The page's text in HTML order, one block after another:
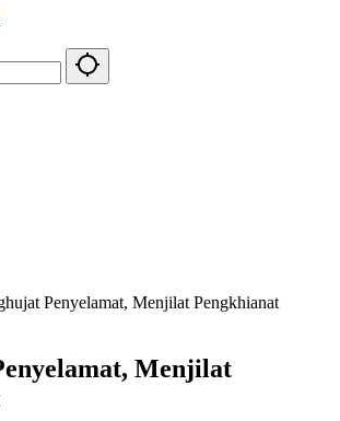
Penyelamat, Menjilat Pengkhianat
Menjilat